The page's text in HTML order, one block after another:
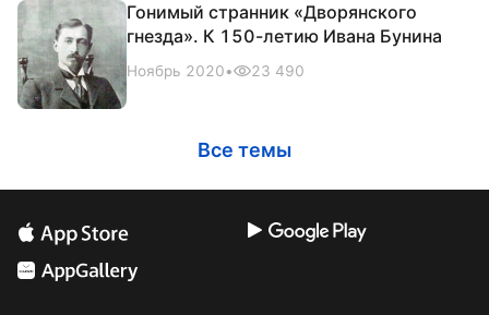
Гонимый странник «Дворянского
гнезда». К 150-летию Ивана Бунина
Ноябрь 2020• 23 490
Все темы